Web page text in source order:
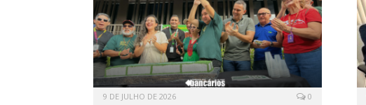
9 DE JULHO DE 2026 0